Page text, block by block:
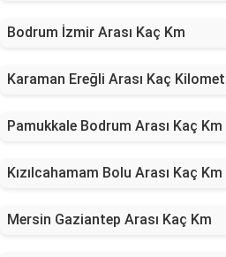
Bodrum İzmir Arası Kaç Km
Karaman Ereğli Arası Kaç
Pamukkale Bodrum Arası Kaç Km
Kızılcahamam Bolu Arası Kaç Km
Mersin Gaziantep Arası Kaç Km